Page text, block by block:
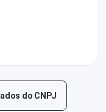
do CNPJ